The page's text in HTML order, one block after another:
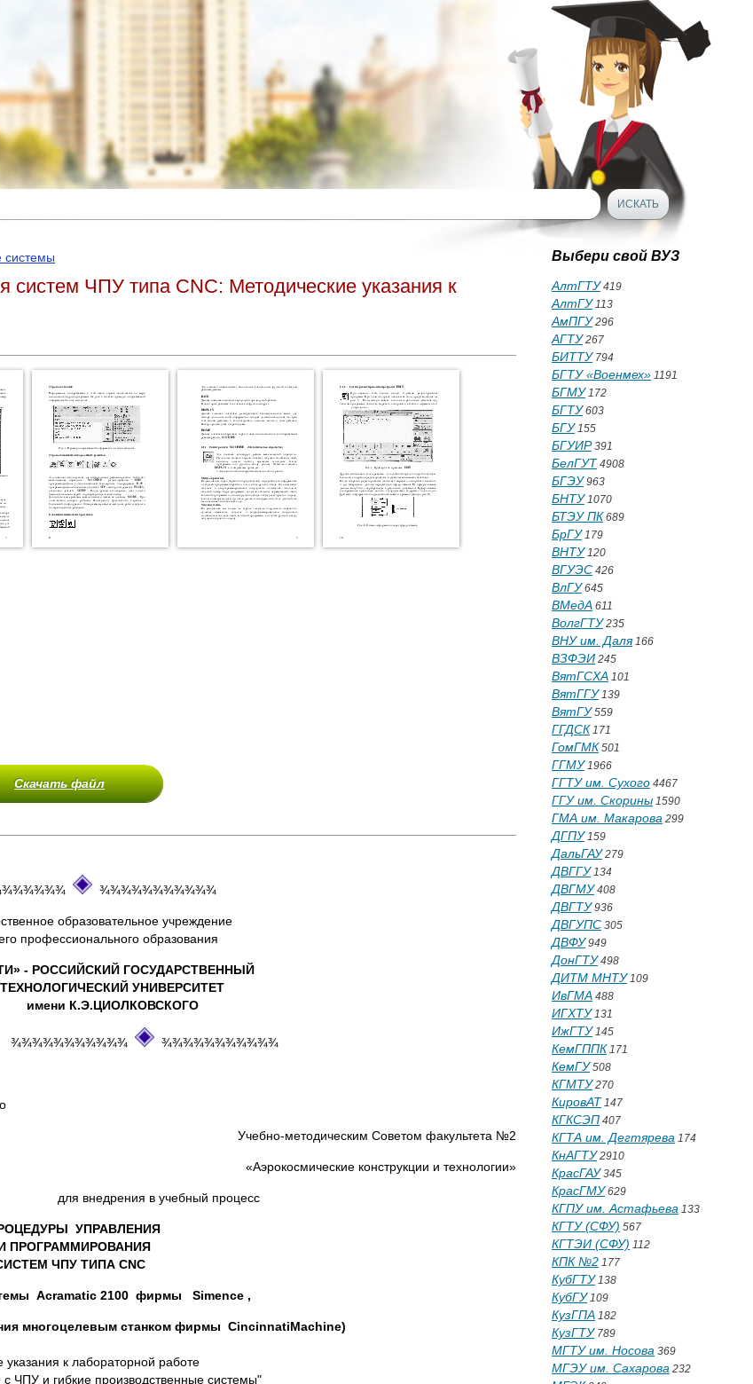
системы
ЧПУ типа CNC: Методические указания к
Скачать файл
¾¾¾¾¾¾¾¾¾¾¾
образовательное учреждение
профессионального образования
- РОССИЙСКИЙ ГОСУДАРСТВЕННЫЙ
ТЕХНОЛОГИЧЕСКИЙ УНИВЕРСИТЕТ
имени К.Э.ЦИОЛКОВСКОГО
¾¾¾¾¾¾¾¾¾¾¾
Учебно-методическим Советом факультета №2
«Аэрокосмические конструкции и технологии»
для внедрения в учебный процесс
УПРАВЛЕНИЯ
ПРОГРАММИРОВАНИЯ
ЧПУ ТИПА CNC
Acramatic 2100 фирмы Simence ,
многоцелевым станком фирмы CincinnatiMachine)
указания к лабораторной работе
ЧПУ и гибкие производственные системы"
Выбери свой ВУЗ
АлтГТУ419
АлтГУ113
АмПГУ296
АГТУ267
БИТТУ794
БГТУ «Военмех» 1191
БГМУ172
БГТУ603
БГУ155
БГУИР391
БелГУТ 4908
БГЭУ963
БНТУ1070
БТЭУ ПК 689
БрГУ179
ВНТУ120
ВГУЭС 426
ВлГУ645
ВМедА 611
ВолгГТУ235
ВНУ им. Даля166
ВЗФЭИ 245
ВятГСХА 101
ВятГГУ139
ВятГУ559
ГГДСК 171
ГомГМК 501
ГГМУ1966
ГГТУ им. Сухого 4467
ГГУ им. Скорины 1590
ГМА им. Макарова 299
ДГПУ159
ДальГАУ279
ДВГГУ134
ДВГМУ408
ДВГТУ936
ДВГУПС 305
ДВФУ949
ДонГТУ498
ДИТМ МНТУ109
ИвГМА 488
ИГХТУ131
ИжГТУ145
КемГППК 171
КемГУ508
КГМТУ270
КировАТ 147
КГКСЭП 407
КГТА им. Дегтярева 174
КнАГТУ2910
КрасГАУ345
КрасГМУ629
КГПУ им. Астафьева 133
КГТУ (СФУ) 567
КГТЭИ (СФУ) 112
КПК №2 177
КубГТУ138
КубГУ109
КузГПА 182
КузГТУ789
МГТУ им. Носова 369
МГЭУ им. Сахарова 232